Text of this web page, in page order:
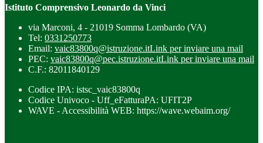
Istituto Comprensivo Leonardo da Vinci
via Marconi, 4 - 21019 Somma Lombardo (VA)
Tel: 0331250773
Email: vaic83800q@istruzione.itLink per inviare una mail
PEC: vaic83800q@pec.istruzione.itLink per inviare una mail
C.F.: 82011840129
Codice IPA: istsc_vaic83800q
Codice Univoco - Uff_eFatturaPA: UFIT2P
WAVE - Accessibilità WEB: https://wave.webaim.org/